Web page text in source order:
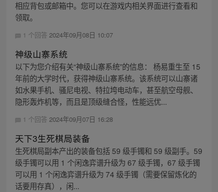
相应背包或邮箱中。您可以在游戏内相关界面进行查看和
领取。
1 个回答 2024年09月08日 10:07
神级山寨系统
以下为您介绍有关“神级山寨系统”的信息： 杨易重生至 15
年前的大学时代，获得神级山寨系统。该系统可以山寨诸
如水果手机、骚尼电视、特拉垮电动车，甚至航空母舰、
隐形轰炸机等，而且是顶级缝合怪，性能远优...
1 个回答 2024年09月07日 16:28
天下3生死棋局装备
生死棋局副本产出的装备包括 59 级手镯和 59 级副手。59
级手镯可以用 1 个闲逸弈谱升级为 67 级手镯，67 级手镯
可以用 1 个闲逸弈谱升级为 74 级手镯（需要保留炼化的
话要用存真），闲...